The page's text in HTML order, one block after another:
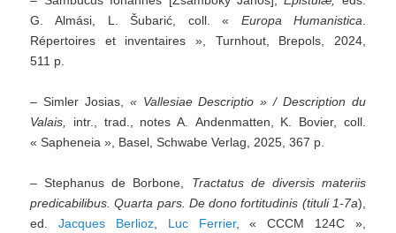
G. Almási, L. Šubarić, coll. « Europa Humanistica.
Répertoires et inventaires », Turnhout, Brepols, 2024,
511 p.
– Simler Josias, « Vallesiae Descriptio » / Description du
Valais,
intr., trad., notes A. Andenmatten, K. Bovier, coll.
« Sapheneia », Basel, Schwabe Verlag, 2025, 367 p.
– Stephanus de Borbone, Tractatus de diversis materiis
predicabilibus . Quarta pars. De dono fortitudinis (tituli 1-7a),
ed. Jacques Berlioz, Luc Ferrier, « CCCM 124C »,